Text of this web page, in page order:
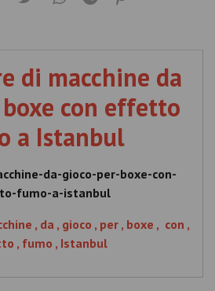
di macchine da
con effetto
a Istanbul
da-gioco-per-boxe-con-
fumo-a-istanbul
, da , gioco , per , boxe , con ,
, fumo , Istanbul